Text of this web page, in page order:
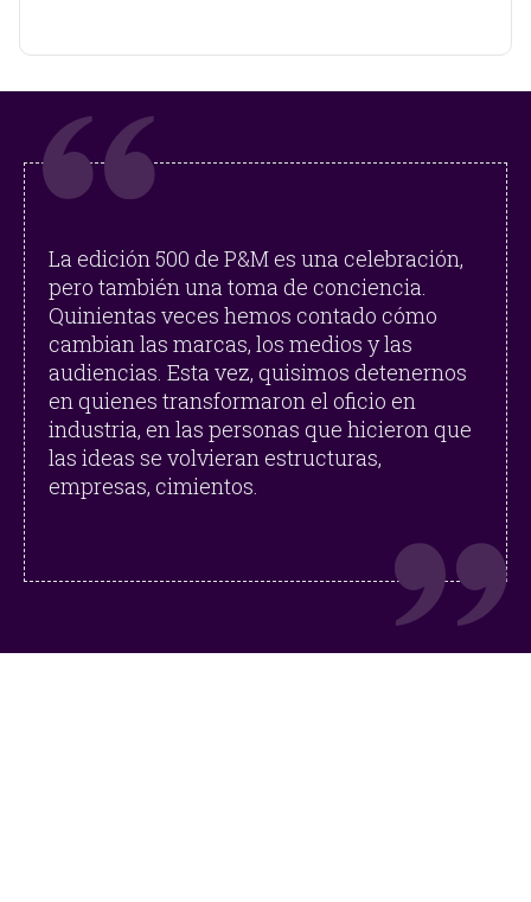
La edición 500 de P&M es una celebración,
pero también una toma de conciencia.
Quinientas veces hemos contado cómo
cambian las marcas, los medios y las
audiencias. Esta vez, quisimos detenernos
en quienes transformaron el oficio en
industria, en las personas que hicieron que
las ideas se volvieran estructuras,
empresas, cimientos.